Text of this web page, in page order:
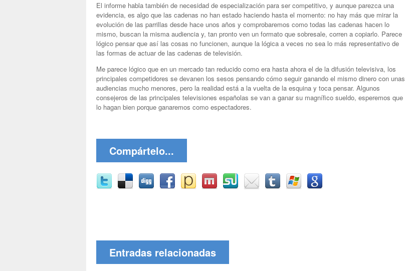
El informe habla también de necesidad de especialización para ser competitivo, y aunque parezca una
evidencia, es algo que las cadenas no han estado haciendo hasta el momento: no hay más que mirar la
evolución de las parrillas desde hace unos años y comprobaremos como todas las cadenas hacen lo
mismo, buscan la misma audiencia y, tan pronto ven un formato que sobresale, corren a copiarlo. Parece
lógico pensar que así las cosas no funcionen, aunque la lógica a veces no sea lo más representativo de
las formas de actuar de las cadenas de televisión.
Me parece lógico que en un mercado tan reducido como era hasta ahora el de la difusión televisiva, los
principales competidores se devanen los sesos pensando cómo seguir ganando el mismo dinero con unas
audiencias mucho menores, pero la realidad está a la vuelta de la esquina y toca pensar. Algunos
consejeros de las principales televisiones españolas se van a ganar su magnífico sueldo, esperemos que
lo hagan bien porque ganaremos como espectadores.
Compártelo...
Entradas relacionadas